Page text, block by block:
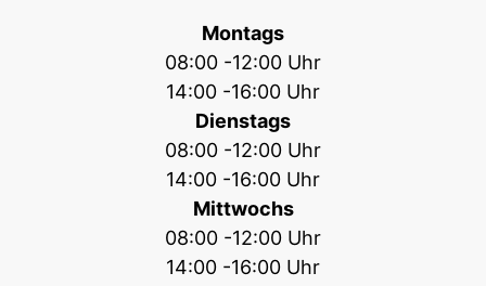
Montags
08:00 -12:00 Uhr
14:00 -16:00 Uhr
Dienstags
08:00 -12:00 Uhr
14:00 -16:00 Uhr
Mittwochs
08:00 -12:00 Uhr
14:00 -16:00 Uhr